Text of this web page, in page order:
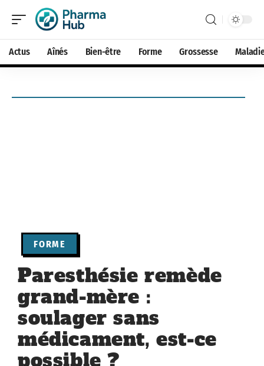
Actus Aînés Bien-être Forme Grossesse
FORME
Paresthésie remède
grand-mère :
soulager sans
médicament, est-ce
possible ?